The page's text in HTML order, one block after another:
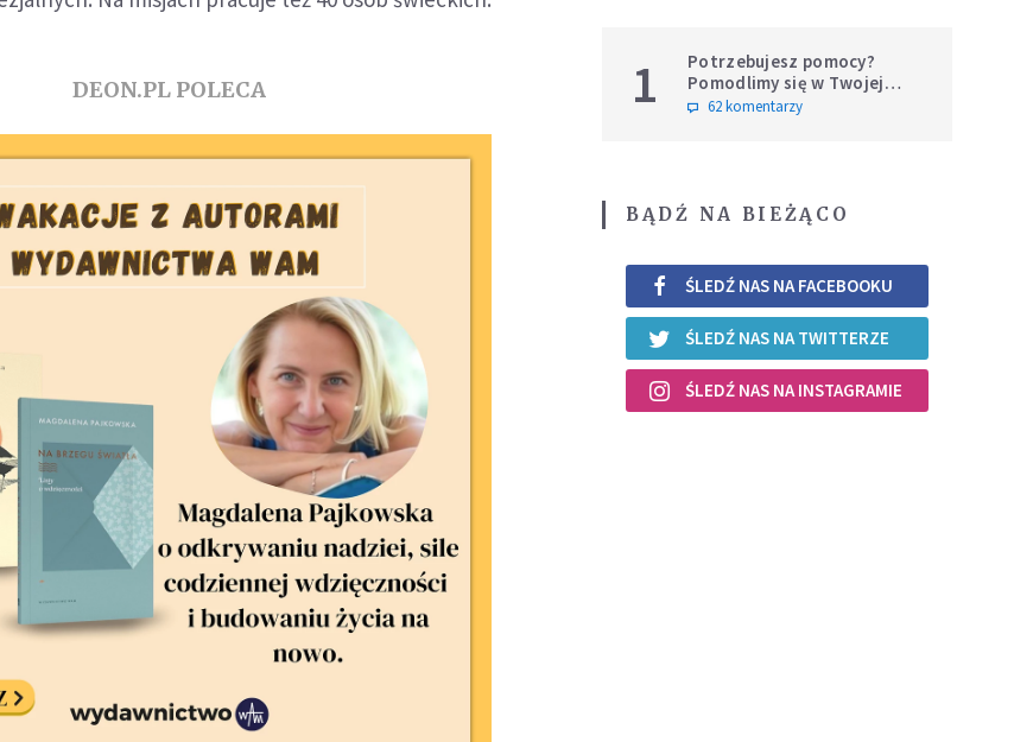
DEON.PL POLECA 1
Potrzebujesz pomocy?
Pomodlimy się w Twojej
intencji
62 komentarzy
BĄDŹ NA BIEŻĄCO
ŚLEDŹ NAS NA FACEBOOKU
ŚLEDŹ NAS NA TWITTERZE
ŚLEDŹ NAS NA INSTAGRAMIE